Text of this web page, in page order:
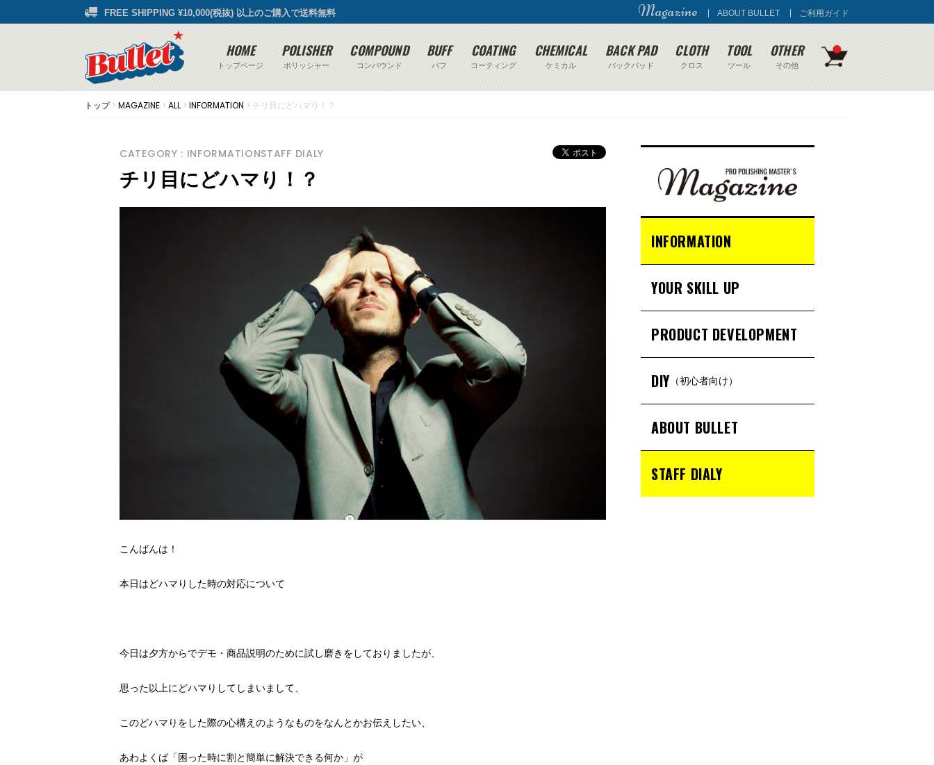
FREE SHIPPING ¥10,000(税抜) 以上のご購入で送料無料 Magazine ABOUT BULLET ご利用ガイド
HOME
トップページ
POLISHER
ポリッシャー
COMPOUND
コンパウンド
BUFF
バフ
COATING
コーティング
CHEMICAL
ケミカル
BACK PAD
バックパッド
CLOTH
クロス
TOOL
ツール
OTHER
その他
トップ> MAGAZINE > ALL > INFORMATION > チリ目にどハマり！？
CATEGORY : INFORMATIONSTAFF DIALY
チリ目にどハマり！？
こんばんは！
本日はどハマりした時の対応について
今日は夕方からでデモ・商品説明のために試し磨きをしておりましたが、
思った以上にどハマりしてしまいまして、
このどハマりをした際の心構えのようなものをなんとかお伝えしたい、
あわよくば「困った時に割と簡単に解決できる何か」が
INFORMATION
YOUR SKILL UP
PRODUCT DEVELOPMENT
DIY （初心者向け）
ABOUT BULLET
STAFF DIALY